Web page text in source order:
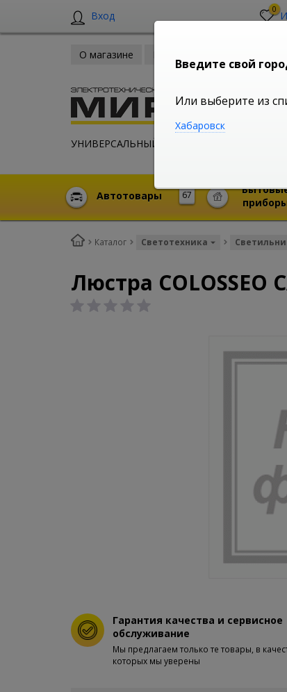
Вход 0
О магазине
УНИВЕРСАЛЬНЫЙ ИНТЕРНЕТ МАГАЗИН
67
Автотовары
Каталог Светотехника
Люстра COLOSSEO
Гарантия качества и сервисное
обслуживание
Мы предлагаем только те товары, в
которых мы уверены
Введите свой
Или выберите из
Хабаровск